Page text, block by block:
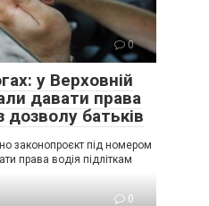
0
у Верховній
давати права
дозволу батьків
законопроєкт під номером
права водія підліткам
0